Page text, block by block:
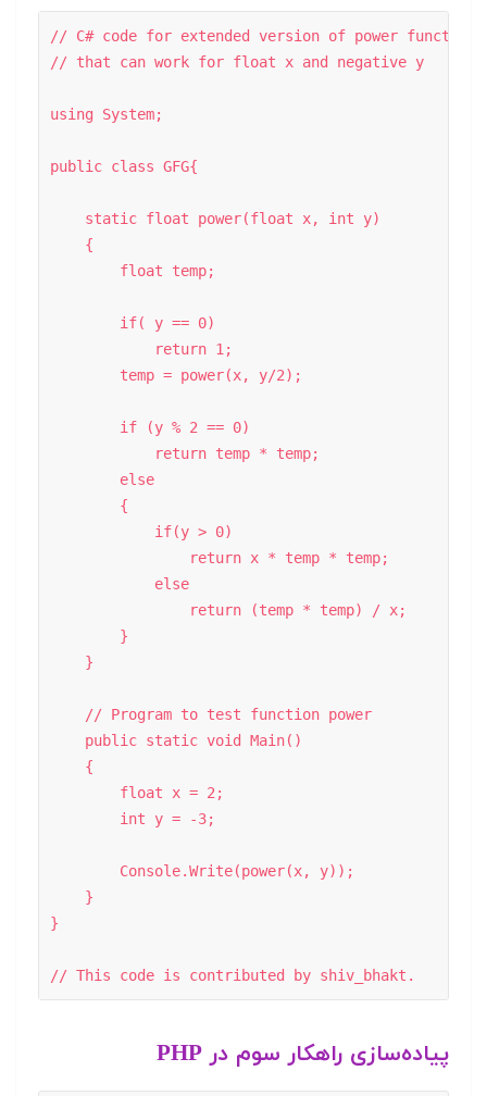
// C# code for extended version of power function
// that can work for float x and negative y
using System;
public class GFG{
    static float power(float x, int y)
    {
        float temp;
        if( y == 0)
            return 1;
        temp = power(x, y/2);
        if (y % 2 == 0)
            return temp * temp;
        else
        {
            if(y > 0)
                return x * temp * temp;
            else
                return (temp * temp) / x;
        }
    }
    // Program to test function power
    public static void Main()
    {
        float x = 2;
        int y = -3;
        Console.Write(power(x, y));
    }
}
پیاده‌سازی راهکار سوم در PHP